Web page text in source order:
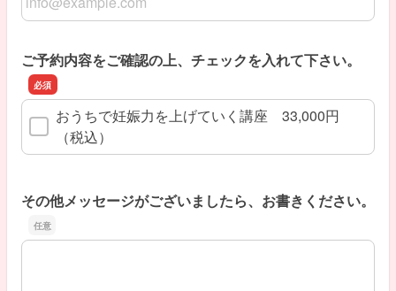
ご予約内容をご確認の上、チェックを入れて下さい。
おうちで妊娠力を上げていく講座 33,000円
（税込）
その他メッセージがございましたら、お書きください。
その他メッセージがございましたら、お書きください。